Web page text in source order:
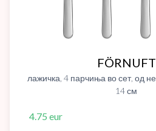
FÖRNUFT
лажичка, 4 парчиња во сет, од
14 см
4.75 eur